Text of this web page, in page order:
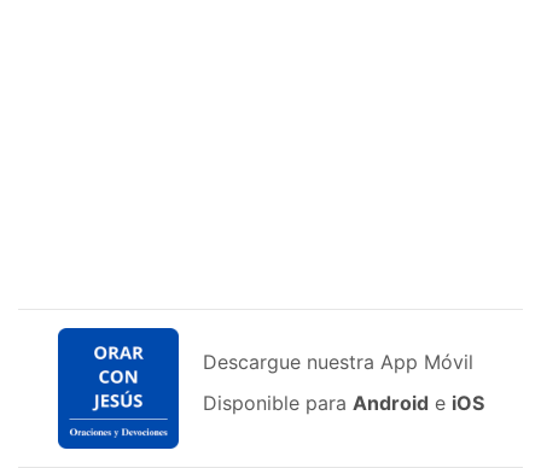
Descargue nuestra App Móvil
Disponible para Android e iOS